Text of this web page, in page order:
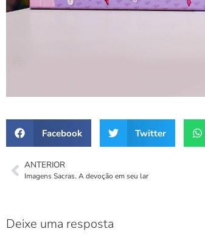
Facebook Twitter
ANTERIOR
Imagens Sacras. A devoção em seu lar
Deixe uma resposta